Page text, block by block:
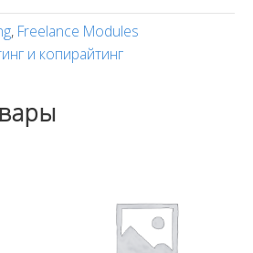
, Freelance Modules
и копирайтинг